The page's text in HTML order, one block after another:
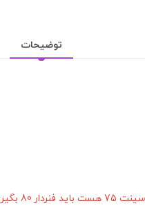
توضیحات
بگیری!!!